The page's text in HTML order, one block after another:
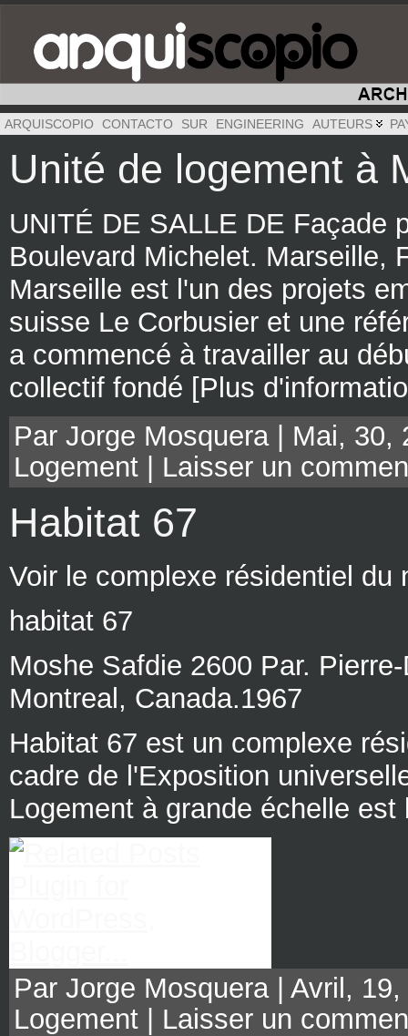
ARQUISCOPIO CONTACTO SUR ENGINEERING AUTEURS
Unité de logement à
UNITÉ DE SALLE DE Façade
Boulevard Michelet. Marseille,
Marseille est l'un des projets
suisse Le Corbusier et une
a commencé à travailler au
collectif fondé [Plus
Par Jorge Mosquera | Mai,
Logement | Laisser un
Habitat 67
Voir le complexe résidentiel du
habitat 67
Moshe Safdie 2600 Par.
Montreal, Canada.1967
Habitat 67 est un complexe
cadre de l'Exposition
Logement à grande échelle
Par Jorge Mosquera | Avril,
Logement | Laisser un